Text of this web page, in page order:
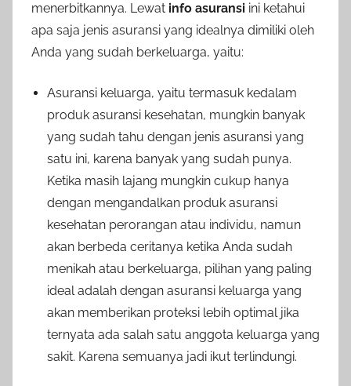
menerbitkannya. Lewat info asuransi ini ketahui
apa saja jenis asuransi yang idealnya dimiliki oleh
Anda yang sudah berkeluarga, yaitu:
Asuransi keluarga, yaitu termasuk kedalam
produk asuransi kesehatan, mungkin banyak
yang sudah tahu dengan jenis asuransi yang
satu ini, karena banyak yang sudah punya.
Ketika masih lajang mungkin cukup hanya
dengan mengandalkan produk asuransi
kesehatan perorangan atau individu, namun
akan berbeda ceritanya ketika Anda sudah
menikah atau berkeluarga, pilihan yang paling
ideal adalah dengan asuransi keluarga yang
akan memberikan proteksi lebih optimal jika
ternyata ada salah satu anggota keluarga yang
sakit. Karena semuanya jadi ikut terlindungi.